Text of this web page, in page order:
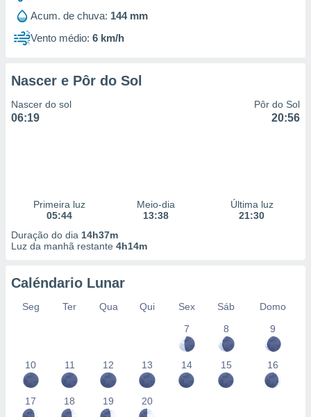
Acum. de chuva: 144 mm
Vento médio: 6 km/h
Nascer e Pôr do Sol
Nascer do sol
06:19
Pôr do Sol
20:56
Primeira luz
05:44
Meio-dia
13:38
Última luz
21:30
Duração do dia 14h37m
Luz da manhã restante 4h14m
Caléndario Lunar
Seg Ter Qua Qui Sex Sáb
Domo
7
8 9
10 11 12 13 14 15 16
17 18 19 20